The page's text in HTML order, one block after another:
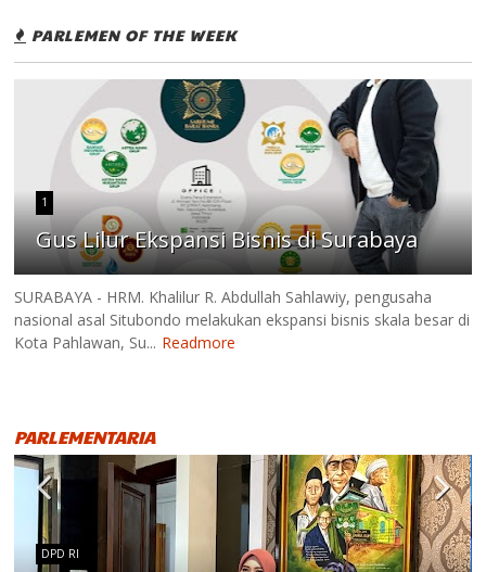
PARLEMEN OF THE WEEK
1
Gus Lilur Ekspansi Bisnis di Surabaya
SURABAYA - HRM. Khalilur R. Abdullah Sahlawiy, pengusaha
nasional asal Situbondo melakukan ekspansi bisnis skala besar di
Kota Pahlawan, Su... Readmore
PARLEMENTARIA
DPD RI